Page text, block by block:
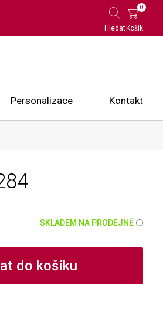
Hledat
0
Košík
Personalizace Kontakt
SKLADEM NA PRODEJNĚ i
do košíku